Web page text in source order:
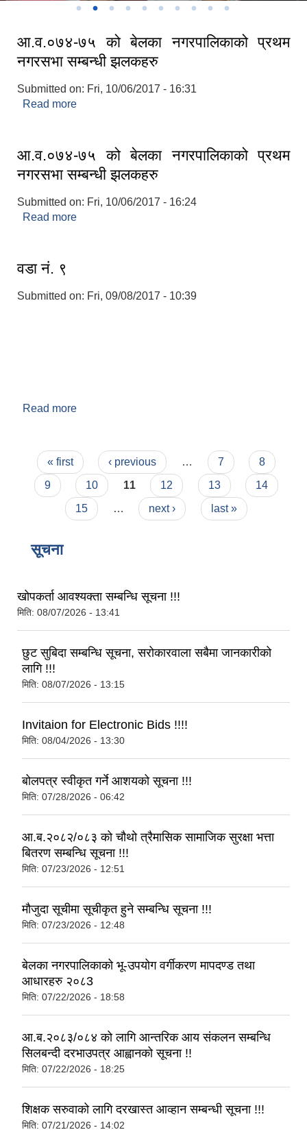
आ.व.०७४-७५ को बेलका नगरपालिकाको प्रथम
नगरसभा सम्बन्धी झलकहरु
Submitted on: Fri, 10/06/2017 - 16:31
Read more
आ.व.०७४-७५ को बेलका नगरपालिकाको प्रथम
नगरसभा सम्बन्धी झलकहरु
Submitted on: Fri, 10/06/2017 - 16:24
Read more
वडा नं. ९
Submitted on: Fri, 09/08/2017 - 10:39
Read more
Pages
« first ‹ previous … 7
8
9
10 11 12 13
14
15
… next › last »
सूचना
खोपकर्ता आवश्यक्ता सम्बन्धि सूचना !!!
मिति: 08/07/2026 - 13:41
छुट सुबिदा सम्बन्धि सूचना, सरोकारवाला सबैमा जानकारीको
लागि !!!
मिति: 08/07/2026 - 13:15
Invitaion for Electronic Bids !!!!
मिति: 08/04/2026 - 13:30
बोलपत्र स्वीकृत गर्ने आशयको सूचना !!!
मिति: 07/28/2026 - 06:42
आ.ब.२०८२/०८३ को चौथो त्रैमासिक सामाजिक सुरक्षा भत्ता
बितरण सम्बन्धि सूचना !!!
मिति: 07/23/2026 - 12:51
मौजुदा सूचीमा सूचीकृत हुने सम्बन्धि सूचना !!!
मिति: 07/23/2026 - 12:48
बेलका नगरपालिकाको भू-उपयोग वर्गीकरण मापदण्ड तथा
आधारहरु २०८3
मिति: 07/22/2026 - 18:58
आ.ब.२०८३/०८४ को लागि आन्तरिक आय संकलन सम्बन्धि
सिलबन्दी दरभाउपत्र आह्वानको सूचना !!
मिति: 07/22/2026 - 18:25
शिक्षक सरुवाको लागि दरखास्त आव्हान सम्बन्धी सूचना !!!
मिति: 07/21/2026 - 14:02